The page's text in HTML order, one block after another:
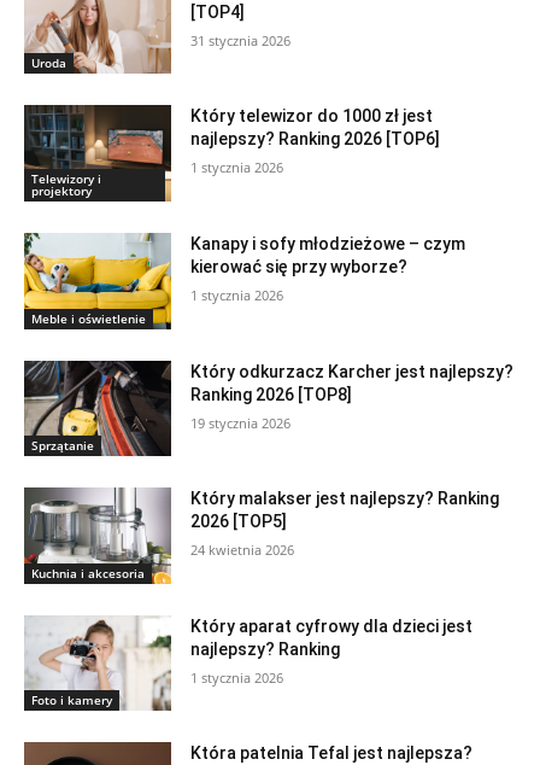
Uroda
[TOP4]
31 stycznia 2026
Telewizory i
projektory
Który telewizor do 1000 zł jest
najlepszy? Ranking 2026 [TOP6]
1 stycznia 2026
Meble i oświetlenie
Kanapy i sofy młodzieżowe – czym
kierować się przy wyborze?
1 stycznia 2026
Sprzątanie
Który odkurzacz Karcher jest najlepszy?
Ranking 2026 [TOP8]
19 stycznia 2026
Kuchnia i akcesoria
Który malakser jest najlepszy? Ranking
2026 [TOP5]
24 kwietnia 2026
Foto i kamery
Który aparat cyfrowy dla dzieci jest
najlepszy? Ranking
1 stycznia 2026
Która patelnia Tefal jest najlepsza?